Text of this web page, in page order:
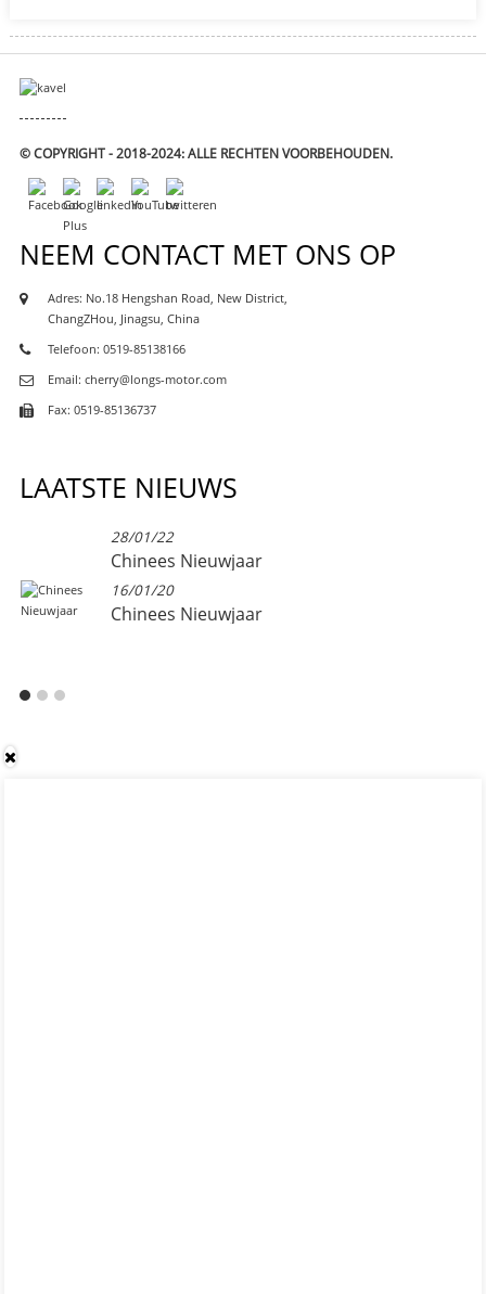
© COPYRIGHT - 2018-2024: ALLE RECHTEN VOORBEHOUDEN.
NEEM CONTACT MET ONS OP
Adres: No.18 Hengshan Road, New District,
ChangZHou, Jinagsu, China
Telefoon: 0519-85138166
Email: cherry@longs-motor.com
Fax: 0519-85136737
LAATSTE NIEUWS
28/01/22
Chinees Nieuwjaar
16/01/20
Chinees Nieuwjaar